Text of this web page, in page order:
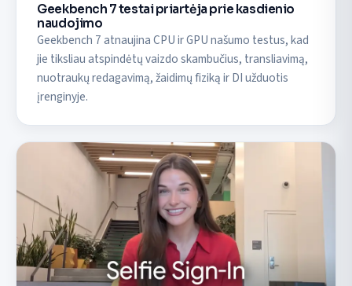
Geekbench 7 testai priartėja prie kasdienio
naudojimo
Geekbench 7 atnaujina CPU ir GPU našumo testus, kad
jie tiksliau atspindėtų vaizdo skambučius, transliavimą,
nuotraukų redagavimą, žaidimų fiziką ir DI užduotis
įrenginyje.